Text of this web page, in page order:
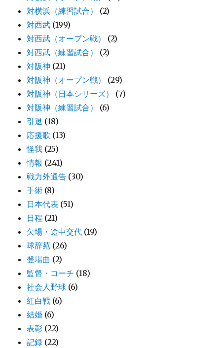
対横浜（練習試合）
(2)
対西武 (199)
対西武（オープン戦）
(2)
対西武（練習試合）
(2)
対阪神 (21)
対阪神（オープン戦）
(29)
対阪神（日本シリーズ）
(7)
対阪神（練習試合）
(6)
引退 (18)
応援歌 (13)
怪我 (25)
情報 (241)
戦力外通告 (30)
手術 (8)
日本代表 (51)
日程 (21)
欠場・途中交代 (19)
球辞苑 (26)
登場曲 (2)
監督・コーチ (18)
社会人野球 (6)
紅白戦 (6)
結婚 (6)
表彰 (22)
記録 (22)